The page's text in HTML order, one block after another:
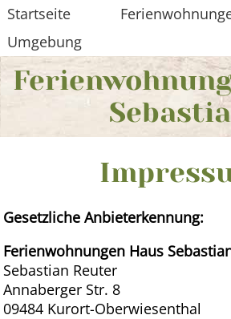
Startseite
Umgebung
Gesetzliche Anbieterkennung:
Ferienwohnungen Haus
Sebastian Reuter
Annaberger Str. 8
09484 Kurort-Oberwiesenthal